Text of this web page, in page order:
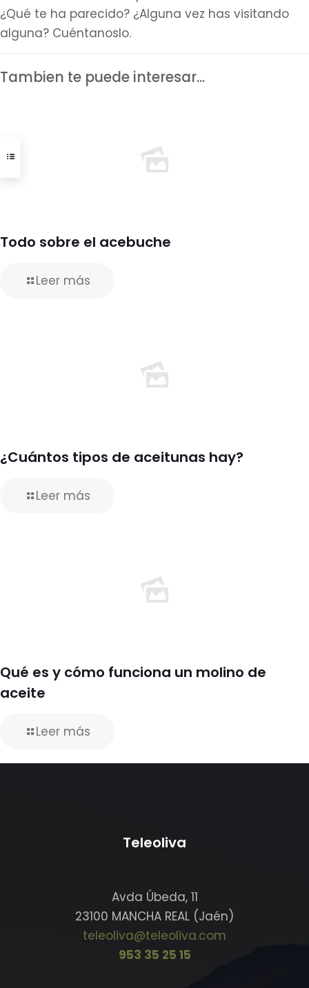
¿Qué te ha parecido? ¿Alguna vez has visitando
alguna? Cuéntanoslo.
Tambien te puede interesar...
Todo sobre el acebuche
Leer más
¿Cuántos tipos de aceitunas hay?
Leer más
Qué es y cómo funciona un molino de
aceite
Leer más
Teleoliva
Avda Úbeda, 11
23100 MANCHA REAL (Jaén)
teleoliva@teleoliva.com
953 35 25 15